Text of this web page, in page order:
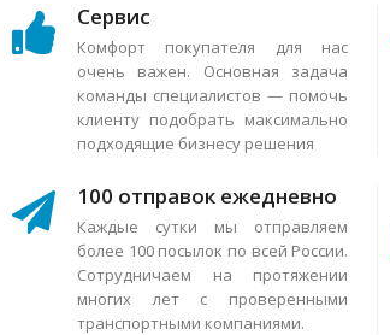
Сервис
Комфорт покупателя для нас
очень важен. Основная задача
команды специалистов — помочь
клиенту подобрать максимально
подходящие бизнесу решения
100 отправок ежедневно
Каждые сутки мы отправляем
более 100 посылок по всей России.
Сотрудничаем на протяжении
многих лет с проверенными
транспортными компаниями.